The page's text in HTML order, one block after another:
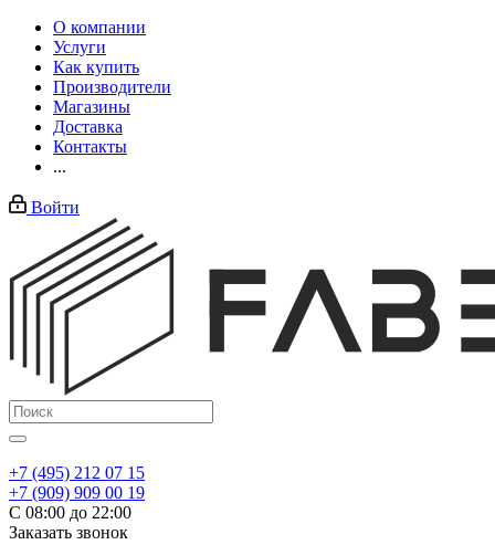
О компании
Услуги
Как купить
Производители
Магазины
Доставка
Контакты
...
Войти
+7 (495) 212 07 15
+7 (909) 909 00 19
С 08:00 до 22:00
Заказать звонок